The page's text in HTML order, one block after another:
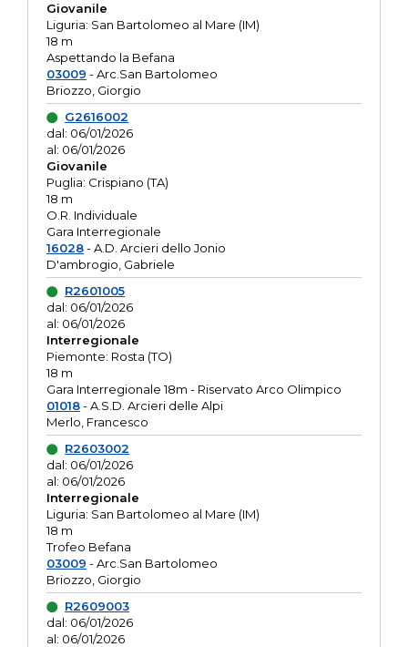
Giovanile
Liguria: San Bartolomeo al Mare (IM)
18 m
Aspettando la Befana
03009 - Arc.San Bartolomeo
Briozzo, Giorgio
G2616002
dal: 06/01/2026
al: 06/01/2026
Giovanile
Puglia: Crispiano (TA)
18 m
O.R. Individuale
Gara Interregionale
16028- A.D. Arcieri dello Jonio
D'ambrogio, Gabriele
R2601005
dal: 06/01/2026
al: 06/01/2026
Interregionale
Piemonte: Rosta (TO)
18 m
Gara Interregionale 18m - Riservato Arco Olimpico
01018- A.S.D. Arcieri delle Alpi
Merlo, Francesco
R2603002
dal: 06/01/2026
al: 06/01/2026
Interregionale
Liguria: San Bartolomeo al Mare (IM)
18 m
Trofeo Befana
03009 - Arc.San Bartolomeo
Briozzo, Giorgio
R2609003
dal: 06/01/2026
al: 06/01/2026